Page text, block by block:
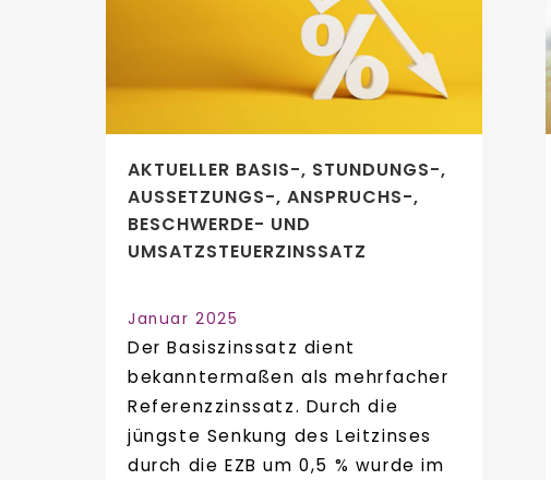
AKTUELLER BASIS-, STUNDUNGS-,
AUSSETZUNGS-, ANSPRUCHS-,
BESCHWERDE- UND
UMSATZSTEUERZINSSATZ
Januar 2025
Der Basiszinssatz dient
bekanntermaßen als mehrfacher
Referenzzinssatz. Durch die
jüngste Senkung des Leitzinses
durch die EZB um 0,5 % wurde im